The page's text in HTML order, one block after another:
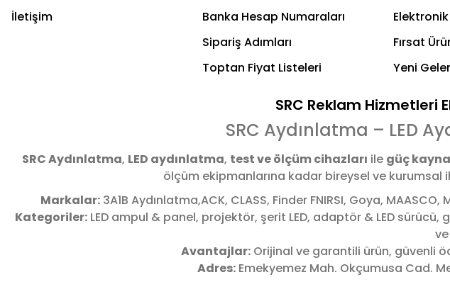
İletişim
Banka Hesap Numaraları
Sipariş Adımları
Toptan Fiyat Listeleri
Elektronik
Fırsat
Yeni
SRC Reklam Hizmetleri
SRC Aydınlatma – LED
SRC Aydınlatma, LED aydınlatma, test ve ölçüm cihazları ile güç
ölçüm ekipmanlarına kadar bireysel ve kurumsal
Markalar:3A1B Aydınlatma,ACK, CLASS, Finder FNIRSI, Goya,
Kategoriler: LED ampul & panel, projektör, şerit LED, adaptör & LED
Avantajlar: Orijinal ve garantili ürün, güvenli
Adres: Emekyemez Mah. Okçumusa Cad.